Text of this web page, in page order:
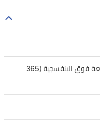
مصباح الأشعة فوق البنفسجية (365